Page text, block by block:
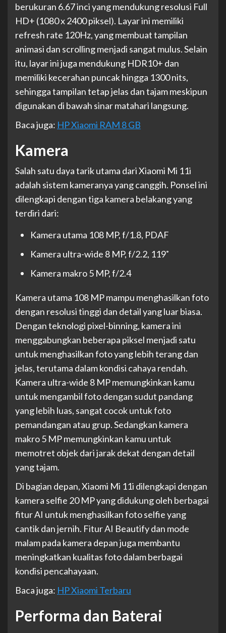
berukuran 6.67 inci yang mendukung resolusi Full
HD+ (1080 x 2400 piksel). Layar ini memiliki
refresh rate 120Hz, yang membuat tampilan
animasi dan scrolling menjadi sangat mulus. Selain
itu, layar ini juga mendukung HDR10+ dan
memiliki kecerahan puncak hingga 1300 nits,
sehingga tampilan tetap jelas dan tajam meskipun
digunakan di bawah sinar matahari langsung.
Baca juga: HP Xiaomi RAM 8 GB
Kamera
Salah satu daya tarik utama dari Xiaomi Mi 11i
adalah sistem kameranya yang canggih. Ponsel ini
dilengkapi dengan tiga kamera belakang yang
terdiri dari:
Kamera utama 108 MP, f/1.8, PDAF
Kamera ultra-wide 8 MP, f/2.2, 119˚
Kamera makro 5 MP, f/2.4
Kamera utama 108 MP mampu menghasilkan foto
dengan resolusi tinggi dan detail yang luar biasa.
Dengan teknologi pixel-binning, kamera ini
menggabungkan beberapa piksel menjadi satu
untuk menghasilkan foto yang lebih terang dan
jelas, terutama dalam kondisi cahaya rendah.
Kamera ultra-wide 8 MP memungkinkan kamu
untuk mengambil foto dengan sudut pandang
yang lebih luas, sangat cocok untuk foto
pemandangan atau grup. Sedangkan kamera
makro 5 MP memungkinkan kamu untuk
memotret objek dari jarak dekat dengan detail
yang tajam.
Di bagian depan, Xiaomi Mi 11i dilengkapi dengan
kamera selfie 20 MP yang didukung oleh berbagai
fitur AI untuk menghasilkan foto selfie yang
cantik dan jernih. Fitur AI Beautify dan mode
malam pada kamera depan juga membantu
meningkatkan kualitas foto dalam berbagai
kondisi pencahayaan.
Baca juga: HP Xiaomi Terbaru
Performa dan Baterai